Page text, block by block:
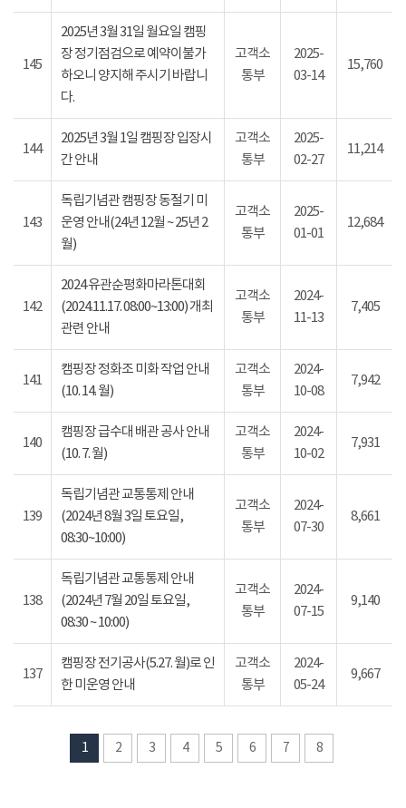
145
2025년 3월 31일 월요일 캠핑
장 정기점검으로 예약이불가
하오니 양지해 주시기 바랍니
다.
고객소
통부
2025-
03-14
15,760
144
2025년 3월 1일 캠핑장 입장시
간 안내
고객소
통부
2025-
02-27
11,214
143
독립기념관 캠핑장 동절기 미
운영 안내(24년 12월 ~ 25년 2
월)
고객소
통부
2025-
01-01
12,684
142
2024 유관순평화마라톤대회
(2024.11.17. 08:00~13:00) 개최
관련 안내
고객소
통부
2024-
11-13
7,405
141
캠핑장 정화조 미화 작업 안내
(10. 14. 월)
고객소
통부
2024-
10-08
7,942
140
캠핑장 급수대 배관 공사 안내
(10. 7. 월)
고객소
통부
2024-
10-02
7,931
139
독립기념관 교통통제 안내
(2024년 8월 3일 토요일,
08:30~10:00)
고객소
통부
2024-
07-30
8,661
138
독립기념관 교통통제 안내
(2024년 7월 20일 토요일,
08:30 ~ 10:00)
고객소
통부
2024-
07-15
9,140
137
캠핑장 전기공사(5.27. 월)로 인
한 미운영 안내
고객소
통부
2024-
05-24
9,667
1 2 3 4 5 6 7 8